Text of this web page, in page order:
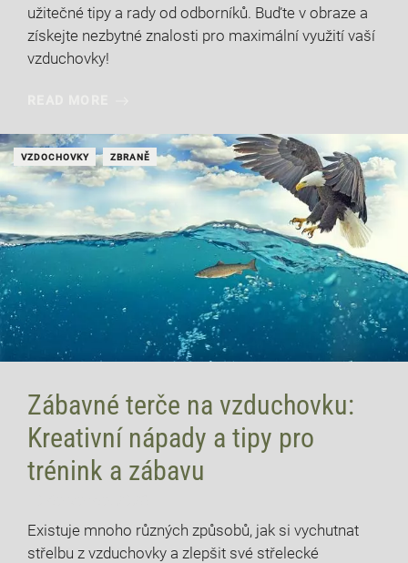
užitečné tipy a rady od odborníků. Buďte v obraze a
získejte nezbytné znalosti pro maximální využití vaší
vzduchovky!
VZDOCHOVKY ZBRANĚ
Zábavné terče na vzduchovku:
Kreativní nápady a tipy pro
trénink a zábavu
Existuje mnoho různých způsobů, jak si vychutnat
střelbu z vzduchovky a zlepšit své střelecké